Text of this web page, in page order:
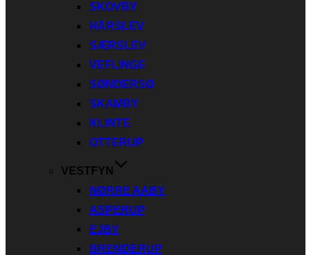
SKOVBY
HÅRSLEV
SÆRSLEV
VEFLINGE
SØNDERSØ
SKAMBY
KLINTE
OTTERUP
VESTFYN
NØRRE AABY
ASPERUP
EJBY
BRENDERUP